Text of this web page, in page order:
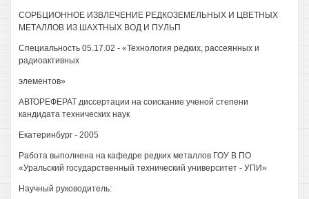
СОРБЦИОННОЕ ИЗВЛЕЧЕНИЕ РЕДКОЗЕМЕЛЬНЫХ И ЦВЕТНЫХ
МЕТАЛЛОВ ИЗ ШАХТНЫХ ВОД И ПУЛЬП
Специальность 05.17.02 - «Технология редких, рассеянных и
радиоактивных
элементов»
АВТОРЕФЕРАТ диссертации на соискание ученой степени
кандидата технических наук
Екатеринбург - 2005
Работа выполнена на кафедре редких металлов ГОУ В ПО
«Уральский государственный технический университет - УПИ»
Научный руководитель: